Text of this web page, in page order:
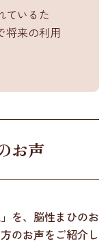
ているた
将来の利用
お声
を、脳性まひのお
のお声をご紹介し